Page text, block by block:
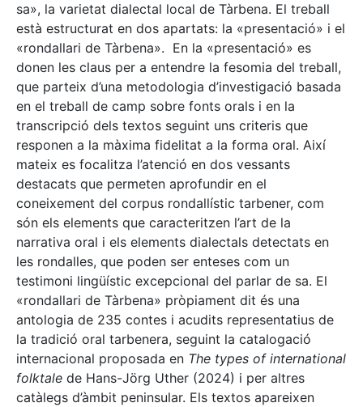
sa», la varietat dialectal local de Tàrbena. El treball
està estructurat en dos apartats: la «presentació» i el
«rondallari de Tàrbena». En la «presentació» es
donen les claus per a entendre la fesomia del treball,
que parteix d’una metodologia d’investigació basada
en el treball de camp sobre fonts orals i en la
transcripció dels textos seguint uns criteris que
responen a la màxima fidelitat a la forma oral. Així
mateix es focalitza l’atenció en dos vessants
destacats que permeten aprofundir en el
coneixement del corpus rondallístic tarbener, com
són els elements que caracteritzen l’art de la
narrativa oral i els elements dialectals detectats en
les rondalles, que poden ser enteses com un
testimoni lingüístic excepcional del parlar de sa. El
«rondallari de Tàrbena» pròpiament dit és una
antologia de 235 contes i acudits representatius de
la tradició oral tarbenera, seguint la catalogació
internacional proposada en The types of international
folktale de Hans-Jörg Uther (2024) i per altres
catàlegs d’àmbit peninsular. Els textos apareixen